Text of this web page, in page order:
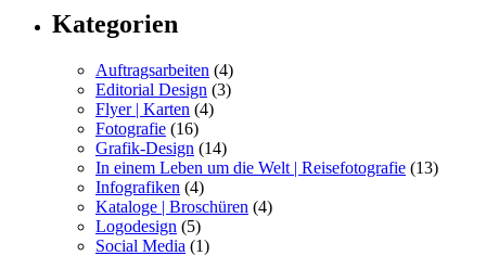
Kategorien
Auftragsarbeiten (4)
Editorial Design (3)
Flyer | Karten (4)
Fotografie (16)
Grafik-Design (14)
In einem Leben um die Welt | Reisefotografie (13)
Infografiken (4)
Kataloge | Broschüren (4)
Logodesign (5)
Social Media (1)